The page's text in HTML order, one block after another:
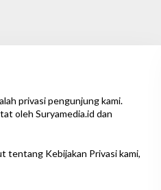
privasi pengunjung kami.
oleh Suryamedia.id dan
tentang Kebijakan Privasi kami,